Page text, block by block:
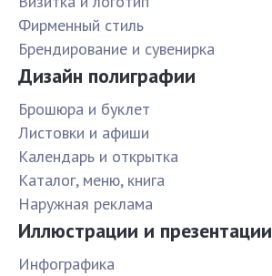
Фирменный стиль
Брендирование и сувенирка
Дизайн полиграфии
Брошюра и буклет
Листовки и афиши
Календарь и открытка
Каталог, меню, книга
Наружная реклама
Иллюстрации и презентации
Инфографика